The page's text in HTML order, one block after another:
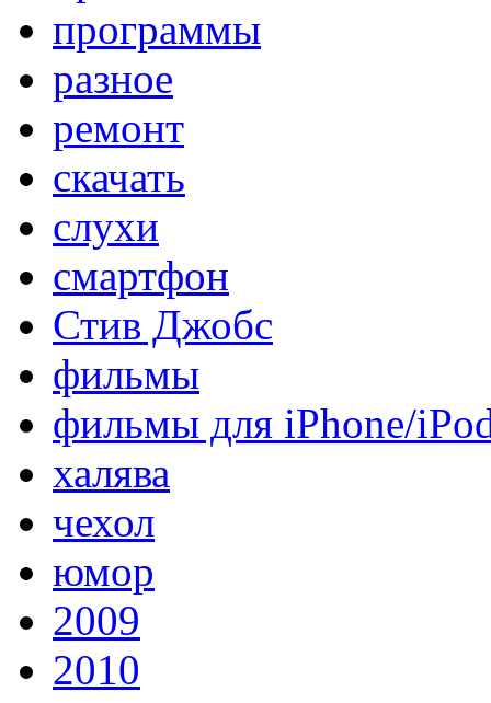
программы
разное
ремонт
скачать
слухи
смартфон
Стив Джобс
фильмы
фильмы для iPhone/
халява
чехол
юмор
2009
2010